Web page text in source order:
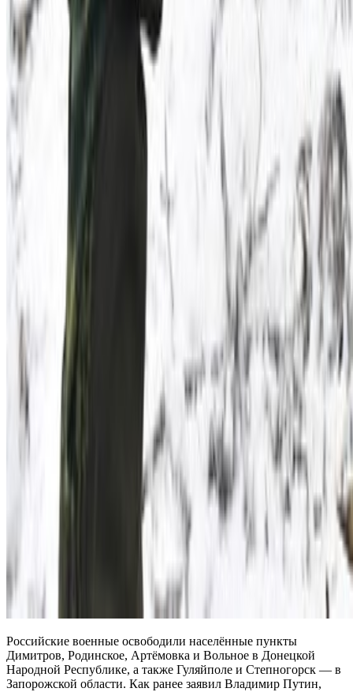
Российские военные освободили населённые пункты
Димитров, Родинское, Артёмовка и Вольное в Донецкой
Народной Республике, а также Гуляйполе и Степногорск — в
Запорожской области. Как ранее заявил Владимир Путин,